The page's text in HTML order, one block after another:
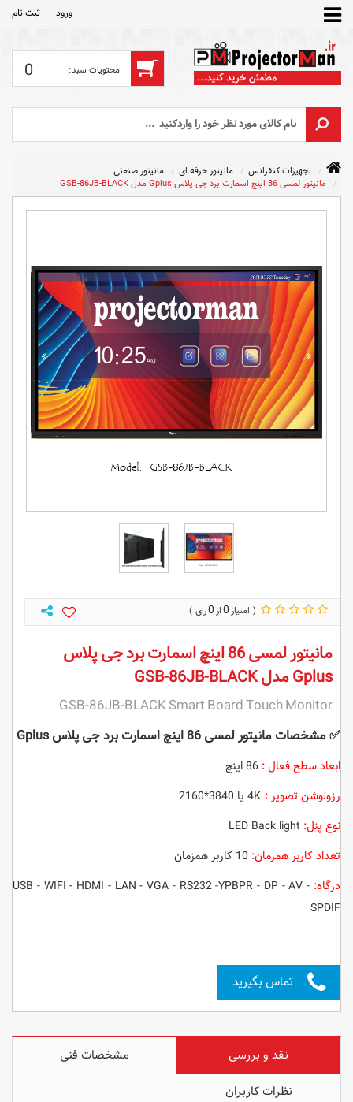
ورود ثبت‌ نام
0
تجهیزات کنفرانس مانیتور حرفه ای
مانیتور صنعتی
مانیتور لمسی 86 اینچ اسمارت برد جی پلاس Gplus مدل GSB-86JB-BLACK
0
0
مانیتور لمسی 86 اینچ اسمارت برد جی پلاس
Gplus مدل GSB-86JB-BLACK
GSB-86JB-BLACK Smart Board Touch Monitor
✅مشخصات مانیتور لمسی 86 اینچ اسمارت برد جی پلاس Gplus
ابعاد سطح فعال :
رزولوشن تصویر : 4K یا 3840*2160
نوع پنل:
تعداد کاربر همزمان:
درگاه: USB - WIFI - HDMI - LAN - VGA - RS232 -YPBPR - DP - AV -
SPDIF
تماس بگیرید
نقد و بررسی
مشخصات فنی
نظرات کاربران